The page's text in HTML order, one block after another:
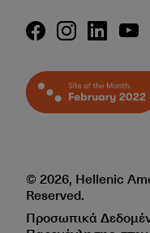
© 2026, Hellenic
Reserved.
Προσωπικά